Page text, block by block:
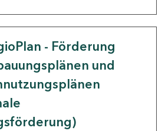
- Förderung
und